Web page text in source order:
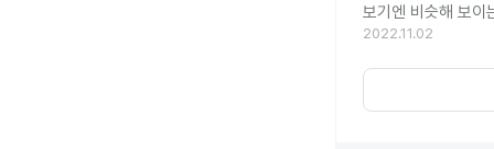
보기엔 비슷해 보이
2022.11.02